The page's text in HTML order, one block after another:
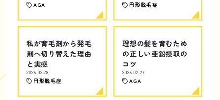
AGA 円形脱毛症
私が育毛剤から発毛
剤へ切り替えた理由
と実感
2026.02.28
円形脱毛症
理想の髪を育むため
の正しい亜鉛摂取の
コツ
2026.02.27
AGA